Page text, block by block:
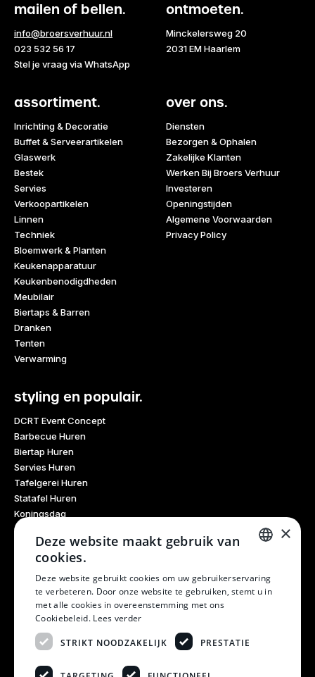
mailen of bellen.
info@broersverhuur.nl
023 532 56 17
Stel je vraag via WhatsApp
ontmoeten.
Minckelersweg 20
2031 EM Haarlem
assortiment.
Inrichting & Decoratie
Buffet & Serveerartikelen
Glaswerk
Bestek
Servies
Verkoopartikelen
Linnen
Techniek
Bloemwerk & Planten
Keukenapparatuur
Keukenbenodigdheden
Meubilair
Biertaps & Barren
Dranken
Tenten
Verwarming
over ons.
Diensten
Bezorgen & Ophalen
Zakelijke Klanten
Werken Bij Broers Verhuur
Investeren
Openingstijden
Algemene Voorwaarden
Privacy Policy
styling en populair.
DCRT Event Concept
Barbecue Huren
Biertap Huren
Servies Huren
Tafelgerei Huren
Statafel Huren
Koningsdag
Glaswerk Huren
Feestdagen
Haarlem Culinair
Evenementen Verhuur
Burendag
Oktoberfest
Bruiloft
Kerstfeest
Winterfestival
21 Diner
DUTCH
×
Deze website maakt gebruik van
cookies.
Deze website gebruikt cookies om uw gebruikerservaring
te verbeteren. Door onze website te gebruiken, stemt u in
met alle cookies in overeenstemming met ons
Cookiebeleid. Lees verder
STRIKT NOODZAKELIJK PRESTATIE